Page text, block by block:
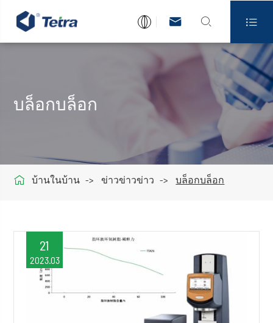
  
บล็อกบล็อก
 บ้านในบ้าน ข่าวข่าวข่าว บล็อกบล็อก
21
2023.03